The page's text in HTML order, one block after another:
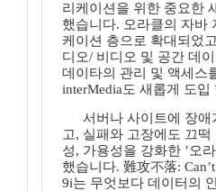
리케이션을 위한 중요한
했습니다. 오라클의 자바
케이션 층으로 확대되었
디오/ 비디오 및 공간 데
데이타의 관리 및 액세스
interMedia도 새롭게 도입
서버나 사이트에 장
고, 실패와 고장에도 끄
성, 가용성을 강화한 ’오
했습니다. 難攻不落:
9i는 무엇보다 데이터의